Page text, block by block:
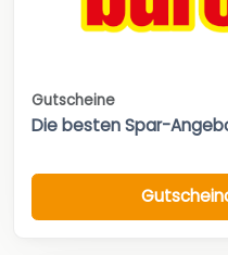
Gutscheine
Die besten Spar-